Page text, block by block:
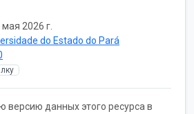
мая 2026 г.
do Estado do Pará
версию данных этого ресурса в